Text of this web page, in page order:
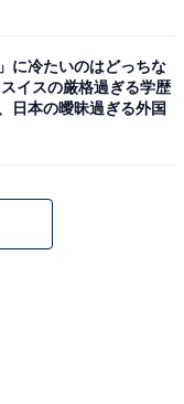
」に冷たいのはどっちな
イスの厳格過ぎる学歴
日本の曖昧過ぎる外国